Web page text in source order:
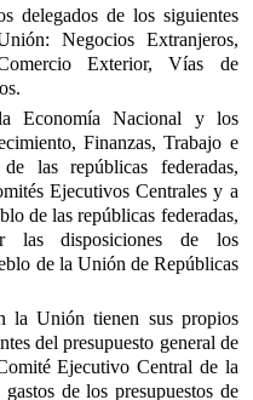
de los siguientes
Negocios Extranjeros,
Exterior, Vías de
Economía Nacional y los
Finanzas, Trabajo e
las repúblicas federadas,
Ejecutivos Centrales y a
de las repúblicas federadas,
las disposiciones de los
de la Unión de Repúblicas
la Unión tienen sus propios
del presupuesto general de
Ejecutivo Central de la
de los presupuestos de